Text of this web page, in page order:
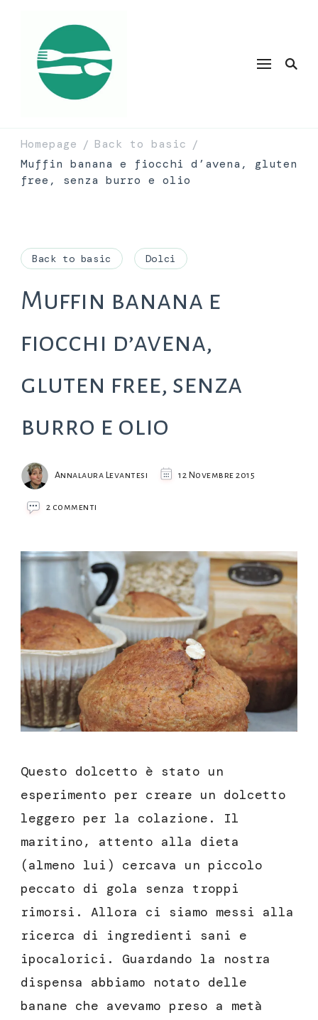
Homepage / Back to basic /
Muffin banana e fiocchi d’avena, gluten
free, senza burro e olio
Back to basic Dolci
Muffin banana e
fiocchi d’avena,
gluten free, senza
burro e olio
Annalaura Levantesi 12 Novembre 2015
2 commenti
e
fiocchi
d’avena,
gluten
free,
senza
burro
e
olio
Questo dolcetto è stato un
esperimento per creare un dolcetto
leggero per la colazione. Il
maritino, attento alla dieta
(almeno lui) cercava un piccolo
peccato di gola senza troppi
rimorsi. Allora ci siamo messi alla
ricerca di ingredienti sani e
ipocalorici. Guardando la nostra
dispensa abbiamo notato delle
banane che avevamo preso a metà